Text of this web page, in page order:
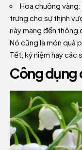
Hoa chuông
trưng cho sự thịnh
này mang đến thông
Nó cũng là món quà
Tết, kỷ niệm hay các
Công dụng